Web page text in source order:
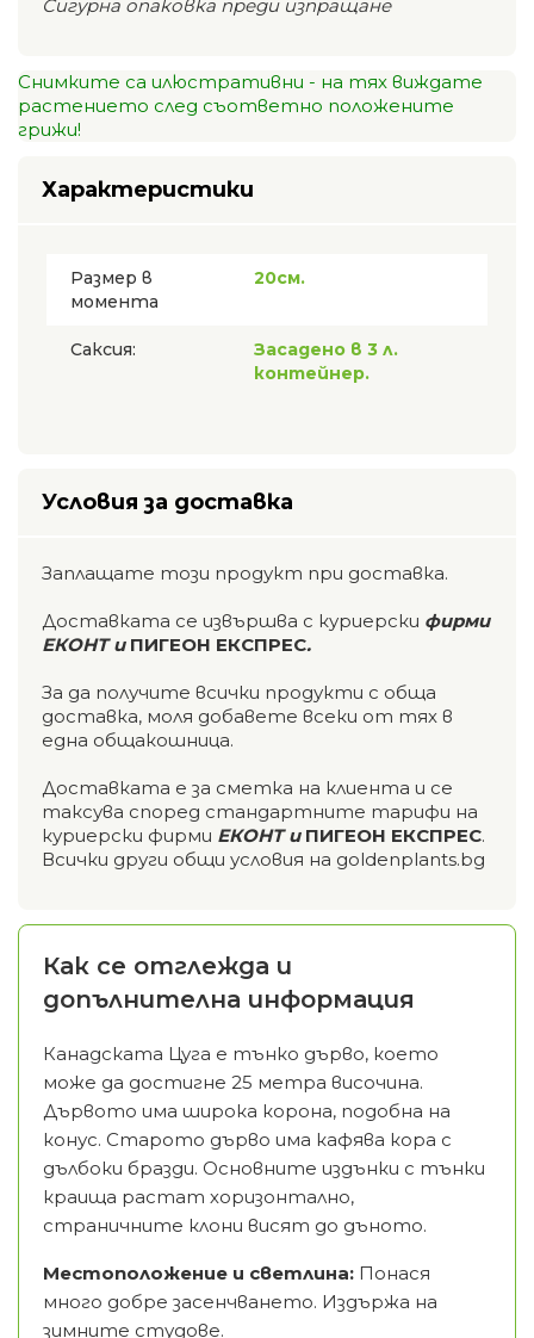
Сигурна опаковка преди изпращане
Снимките са илюстративни - на тях виждате
растението след съответно положените
грижи!
Характеристики
Размер в
момента
20см.
Саксия:
Засадено в 3 л.
контейнер.
Условия за доставка
Заплащате този продукт при доставка.
Доставката се извършва с куриерски фирми
ЕКОНТ и ПИГЕОН ЕКСПРЕС.
За да получите всички продукти с обща
доставка, моля добавете всеки от тях в
една общакошница.
Доставката е за сметка на клиента и се
таксува според стандартните тарифи на
куриерски фирми ЕКОНТ и ПИГЕОН ЕКСПРЕС.
Всички други общи условия на goldenplants.bg
Как се отглежда и
допълнителна информация
Канадската Цуга е тънко дърво, което
може да достигне 25 метра височина.
Дървото има широка корона, подобна на
конус. Старото дърво има кафява кора с
дълбоки бразди. Основните издънки с тънки
краища растат хоризонтално,
страничните клони висят до дъното.
Местоположение и светлина: Понася
много добре засенчването. Издържа на
зимните студове.